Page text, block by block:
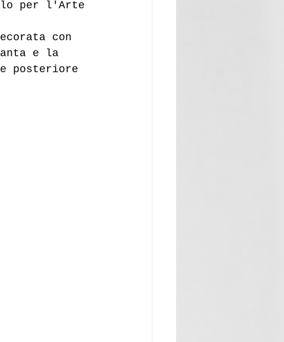
per l'Arte
con
e la
posteriore